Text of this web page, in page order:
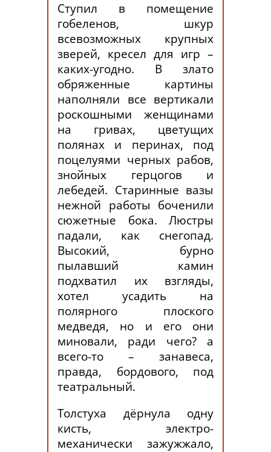
Ступил в помещение
гобеленов, шкур
всевозможных крупных
зверей, кресел для игр –
каких-угодно. В злато
обряженные картины
наполняли все вертикали
роскошными женщинами
на гривах, цветущих
полянах и перинах, под
поцелуями черных рабов,
знойных герцогов и
лебедей. Старинные вазы
нежной работы боченили
сюжетные бока. Люстры
падали, как снегопад.
Высокий, бурно
пылавший камин
подхватил их взгляды,
хотел усадить на
полярного плоского
медведя, но и его они
миновали, ради чего? а
всего-то – занавеса,
правда, бордового, под
театральный.
Толстуха дёрнула одну
кисть, электро-
механически зажужжало,